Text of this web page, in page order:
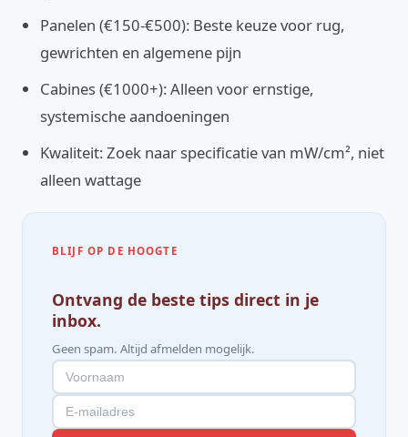
Panelen (€150-€500): Beste keuze voor rug,
gewrichten en algemene pijn
Cabines (€1000+): Alleen voor ernstige,
systemische aandoeningen
Kwaliteit: Zoek naar specificatie van mW/cm², niet
alleen wattage
BLIJF OP DE HOOGTE
Ontvang de beste tips direct in je
inbox.
Geen spam. Altijd afmelden mogelijk.